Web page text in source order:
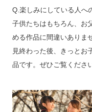
Q.楽しみにしている人へ
子供たちはもちろん、お
める作品に間違いありま
見終わった後、きっとお
品です。ぜひご覧くださ